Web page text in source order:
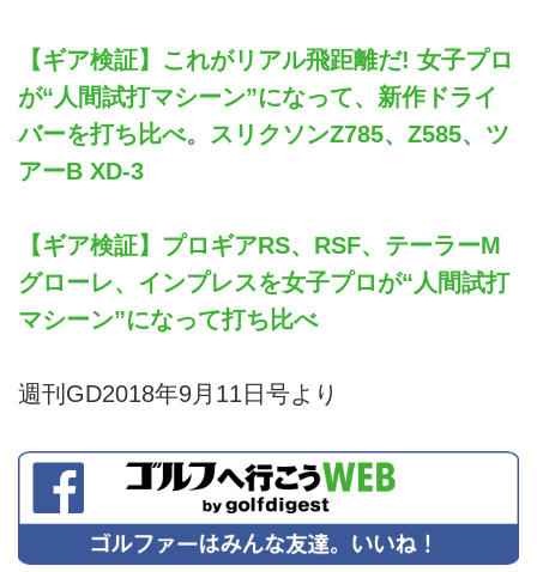
【ギア検証】これがリアル飛距離だ! 女子プロ
が“人間試打マシーン”になって、新作ドライ
バーを打ち比べ。スリクソンZ785、Z585、ツ
アーB XD-3
【ギア検証】プロギアRS、RSF、テーラーM
グローレ、インプレスを女子プロが“人間試打
マシーン”になって打ち比べ
週刊GD2018年9月11日号より